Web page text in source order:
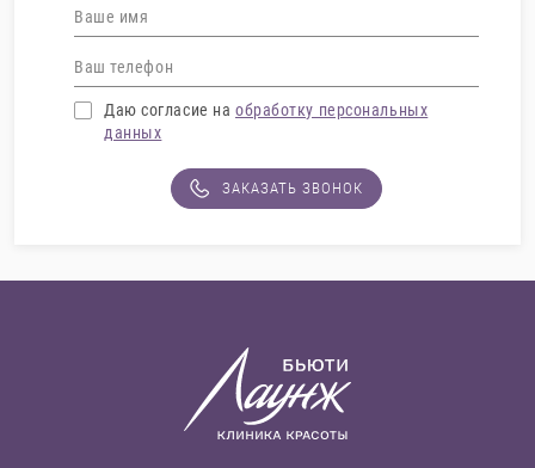
Даю согласие на обработку персональных
данных
ЗАКАЗАТЬ ЗВОНОК